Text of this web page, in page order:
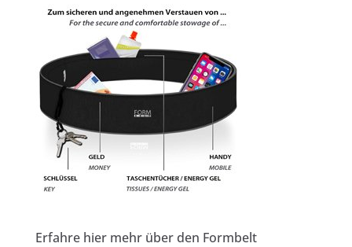
Erfahre hier mehr über den Formbelt